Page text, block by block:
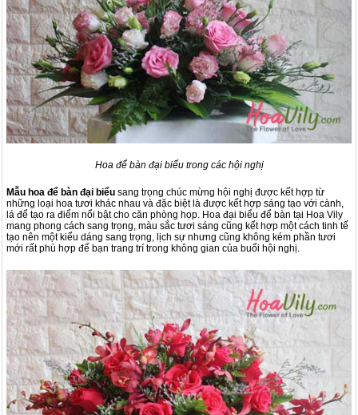
Hoa để bàn đại biểu trong các hội nghị
Mẫu hoa để bàn đại biểu sang trọng chúc mừng hội nghị được kết hợp từ
những loại hoa tươi khác nhau và đặc biệt là được kết hợp sáng tạo với cành,
lá để tạo ra điểm nổi bật cho căn phòng họp. Hoa đại biểu để bàn tại Hoa Vily
mang phong cách sang trọng, màu sắc tươi sáng cũng kết hợp một cách tinh tế
tạo nên một kiểu dáng sang trọng, lịch sự nhưng cũng không kém phần tươi
mới rất phù hợp để bạn trang trí trong không gian của buổi hội nghị.